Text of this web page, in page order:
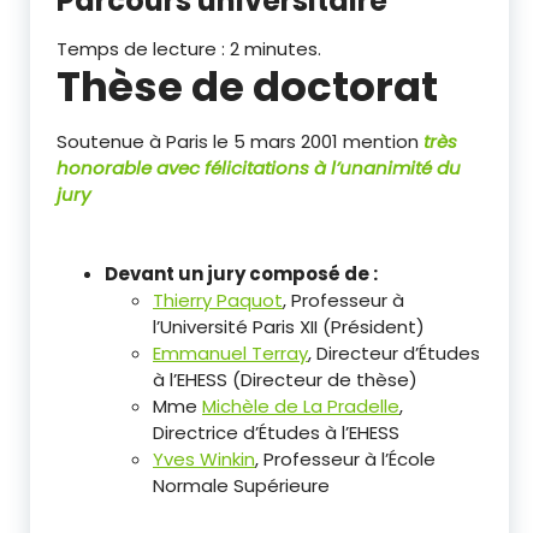
Temps de lecture : 2minutes.
Thèse de doctorat
Soutenue à Paris le 5 mars 2001 mention très
honorable avec félicitations à l’unanimité du
jury
Devant un jury composé de :
Thierry Paquot, Professeur à
l’Université Paris XII (Président)
Emmanuel Terray, Directeur d’Études
à l’EHESS (Directeur de thèse)
Mme Michèle de La Pradelle,
Directrice d’Études à l’EHESS
Yves Winkin, Professeur à l’École
Normale Supérieure